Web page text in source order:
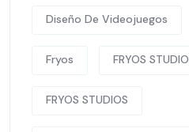
Diseño De Videojuegos
Fryos FRYOS STUDIO
FRYOS STUDIOS